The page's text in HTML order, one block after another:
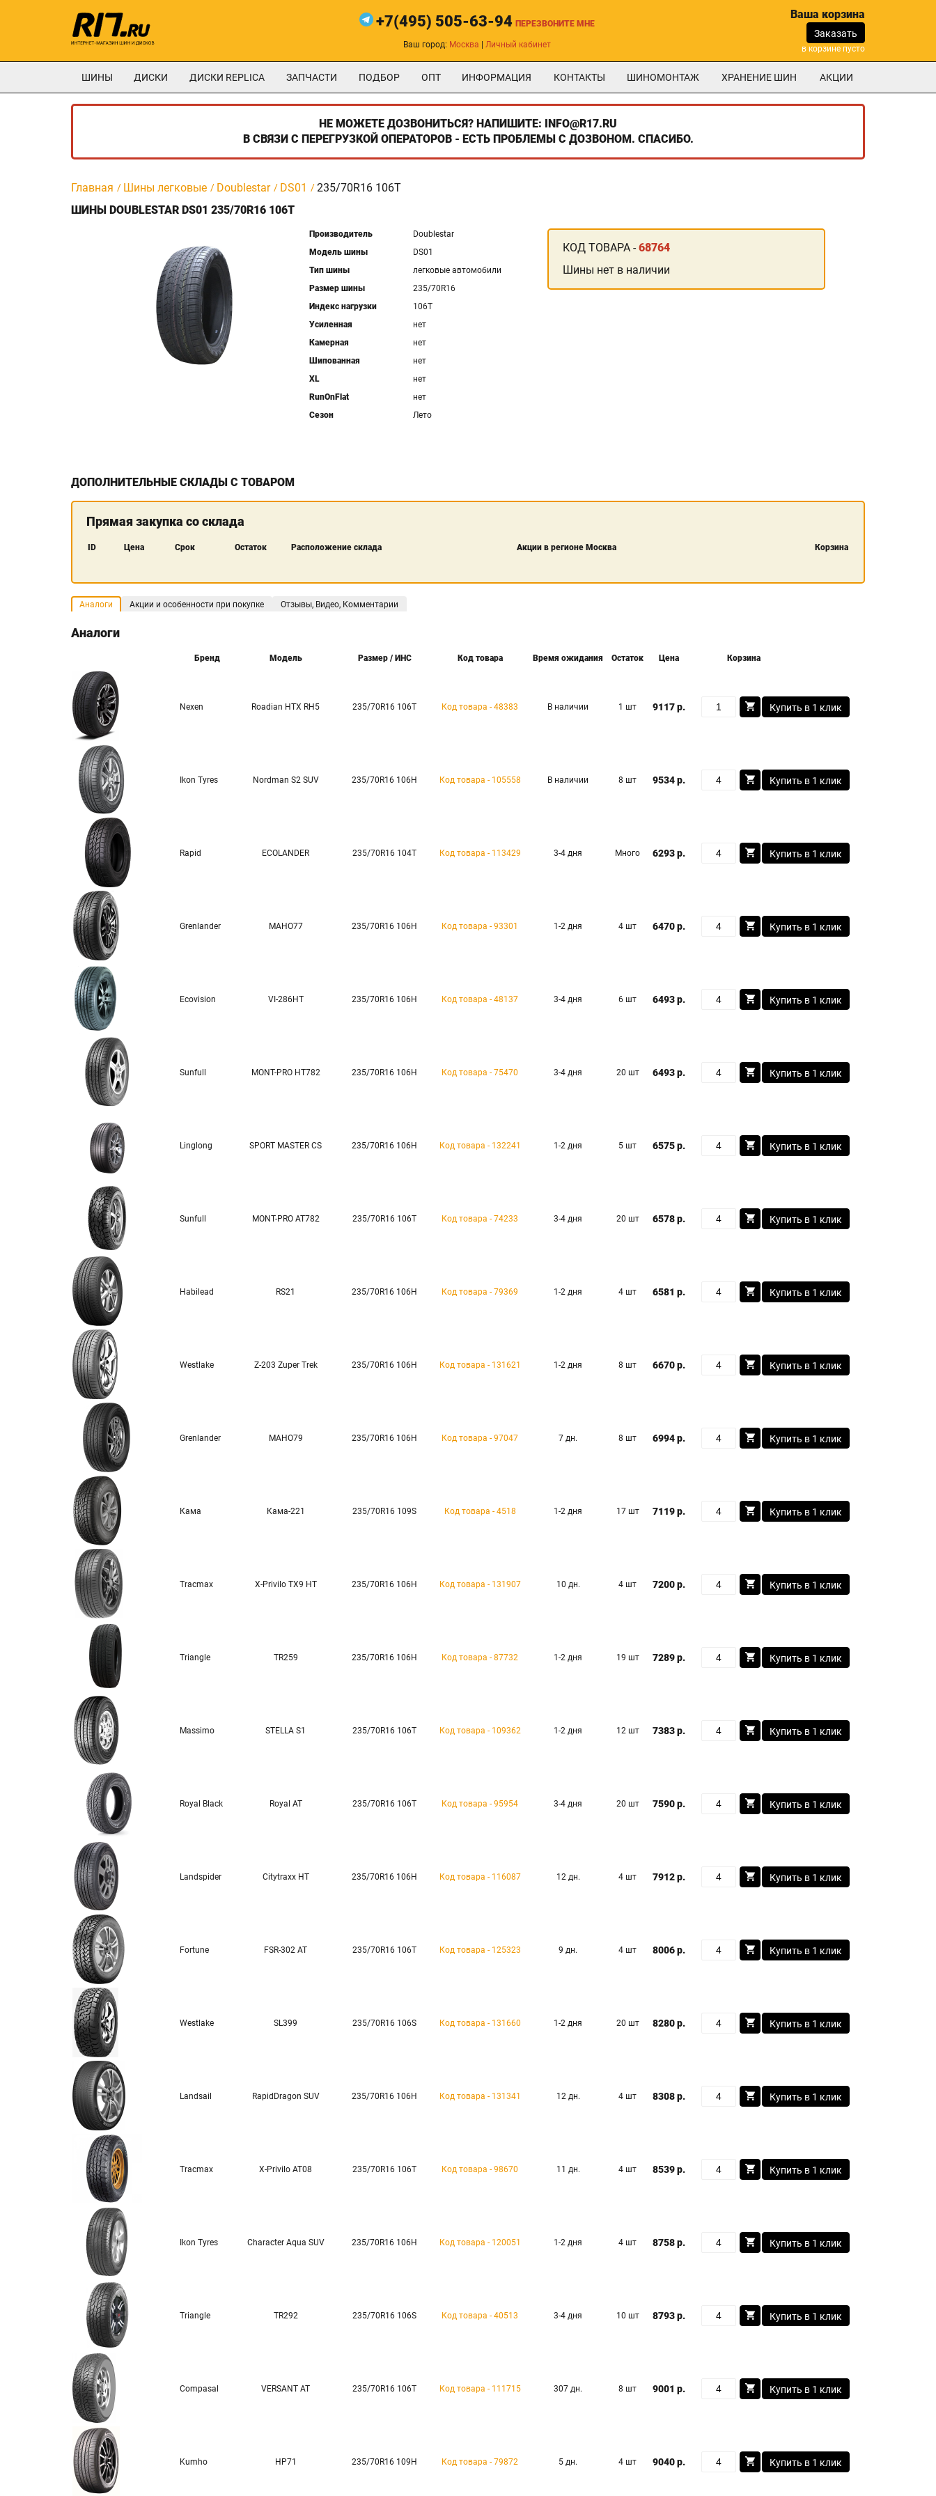
+7(495) 505-63-94 ПЕРЕЗВОНИТЕ МНЕ
Ваш город: Москва Личный кабинет
Ваша корзина
Заказать
в корзине пусто
ШИНЫ ДИСКИ ДИСКИ REPLICA ЗАПЧАСТИ ПОДБОР ОПТ ИНФОРМАЦИЯ КОНТАКТЫ ШИНОМОНТАЖ ХРАНЕНИЕ ШИН АКЦИИ
НЕ МОЖЕТЕ ДОЗВОНИТЬСЯ? НАПИШИТЕ: INFO@R17.RU
В СВЯЗИ С ПЕРЕГРУЗКОЙ ОПЕРАТОРОВ - ЕСТЬ ПРОБЛЕМЫ С ДОЗВОНОМ. СПАСИБО.
Главная Шины легковые Doublestar DS01
235/70R16 106T
ШИНЫ DOUBLESTAR DS01 235/70R16 106T
Производитель
Doublestar
Модель шины
DS01
Тип шины
легковые автомобили
Размер шины
235/70R16
Индекс нагрузки
106T
Усиленная
нет
Камерная
нет
Шипованная
нет
XL
нет
RunOnFlat
нет
Сезон
Лето
КОД ТОВАРА -68764
Шины нет в наличии
ДОПОЛНИТЕЛЬНЫЕ СКЛАДЫ С ТОВАРОМ
Прямая закупка со склада
ID Цена Срок Остаток Расположение склада Акции в регионе Москва Корзина
Аналоги Акции и особенности при покупке Отзывы, Видео, Комментарии
Аналоги
Бренд Модель Размер / ИНС Код товара Время ожидания Остаток Цена Корзина
Nexen Roadian HTX RH5 235/70R16 106T Код товара - 48383 В наличии 1 шт 9117 р. Купить в 1 клик
Ikon Tyres Nordman S2 SUV 235/70R16 106H Код товара - 105558 В наличии 8 шт 9534 р. Купить в 1 клик
Rapid ECOLANDER 235/70R16 104T Код товара - 113429 3-4 дня Много 6293 р. Купить в 1 клик
Grenlander MAHO77 235/70R16 106H Код товара - 93301 1-2 дня 4 шт 6470 р. Купить в 1 клик
Ecovision VI-286HT 235/70R16 106H Код товара - 48137 3-4 дня 6 шт 6493 р. Купить в 1 клик
Sunfull MONT-PRO HT782 235/70R16 106H Код товара - 75470 3-4 дня 20 шт 6493 р. Купить в 1 клик
Linglong SPORT MASTER CS 235/70R16 106H Код товара - 132241 1-2 дня 5 шт 6575 р. Купить в 1 клик
Sunfull MONT-PRO AT782 235/70R16 106T Код товара - 74233 3-4 дня 20 шт 6578 р. Купить в 1 клик
Habilead RS21 235/70R16 106H Код товара - 79369 1-2 дня 4 шт 6581 р. Купить в 1 клик
Westlake Z-203 Zuper Trek 235/70R16 106H Код товара - 131621 1-2 дня 8 шт 6670 р. Купить в 1 клик
Grenlander MAHO79 235/70R16 106H Код товара - 97047 7 дн. 8 шт 6994 р. Купить в 1 клик
Кама Кама-221 235/70R16 109S Код товара - 4518 1-2 дня 17 шт 7119 р. Купить в 1 клик
Tracmax X-Privilo TX9 HT 235/70R16 106H Код товара - 131907 10 дн. 4 шт 7200 р. Купить в 1 клик
Triangle TR259 235/70R16 106H Код товара - 87732 1-2 дня 19 шт 7289 р. Купить в 1 клик
Massimo STELLA S1 235/70R16 106T Код товара - 109362 1-2 дня 12 шт 7383 р. Купить в 1 клик
Royal Black Royal AT 235/70R16 106T Код товара - 95954 3-4 дня 20 шт 7590 р. Купить в 1 клик
Landspider Citytraxx HT 235/70R16 106H Код товара - 116087 12 дн. 4 шт 7912 р. Купить в 1 клик
Fortune FSR-302 AT 235/70R16 106T Код товара - 125323 9 дн. 4 шт 8006 р. Купить в 1 клик
Westlake SL399 235/70R16 106S Код товара - 131660 1-2 дня 20 шт 8280 р. Купить в 1 клик
Landsail RapidDragon SUV 235/70R16 106H Код товара - 131341 12 дн. 4 шт 8308 р. Купить в 1 клик
Tracmax X-Privilo AT08 235/70R16 106T Код товара - 98670 11 дн. 4 шт 8539 р. Купить в 1 клик
Ikon Tyres Character Aqua SUV 235/70R16 106H Код товара - 120051 1-2 дня 4 шт 8758 р. Купить в 1 клик
Triangle TR292 235/70R16 106S Код товара - 40513 3-4 дня 10 шт 8793 р. Купить в 1 клик
Compasal VERSANT AT 235/70R16 106T Код товара - 111715 307 дн. 8 шт 9001 р. Купить в 1 клик
Kumho HP71 235/70R16 109H Код товара - 79872 5 дн. 4 шт 9040 р. Купить в 1 клик